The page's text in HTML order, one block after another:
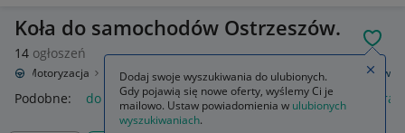
Koła do samochodów Ostrzeszów.
14 ogłoszeń
Motoryzacja Opony i felgi Koła (felgi z oponami) Do samochodów
Podobne: do samochodów gaśnica samochodowa kamera
Dodaj swoje wyszukiwania do ulubionych.
Gdy pojawią się nowe oferty, wyślemy Ci je
mailowo. Ustaw powiadomienia w ulubionych
wyszukiwaniach.